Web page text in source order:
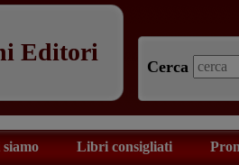
Editori
Cerca
Libri consigliati